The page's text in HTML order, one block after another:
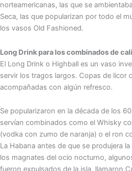
norteamericanas, las que se
Seca, las que popularizan por todo el
los vasos Old Fashioned.
Long Drink para los combinados de
El Long Drink o Highball es un vaso
servir los tragos largos. Copas de licor
acompañadas con algún refresco.
Se popularizaron en la década de los
servían combinados como el Whisky
(vodka con zumo de naranja) o el ron
La Habana antes de que se produjera
los magnates del ocio nocturno,